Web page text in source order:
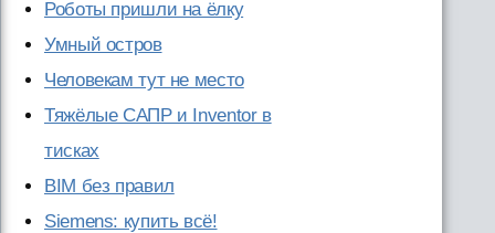
Роботы пришли на ёлку
Умный остров
Человекам тут не место
Тяжёлые САПР и Inventor в
тисках
BIM без правил
Siemens: купить всё!